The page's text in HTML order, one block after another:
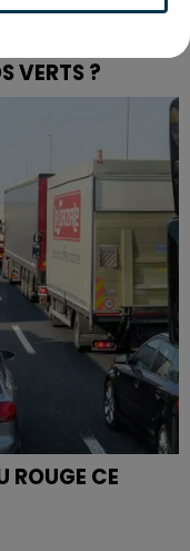
UNE
VERTS ?
ROUGE CE